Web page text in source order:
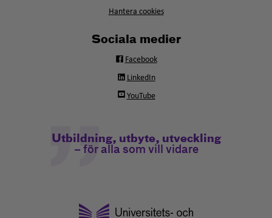
Hantera cookies
Sociala medier
Facebook
LinkedIn
YouTube
Utbildning, utbyte, utveckling
– för alla som vill vidare